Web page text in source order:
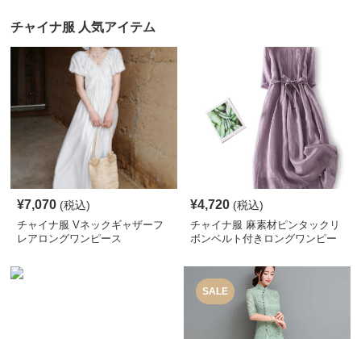
チャイナ服 人気アイテム
¥7,070 (税込)
チャイナ服 Vネックギャザーフ
レアロングワンピース
¥4,720 (税込)
チャイナ服 麻素材ピンタックリ
ボンベルト付きロングワンピー
SALE